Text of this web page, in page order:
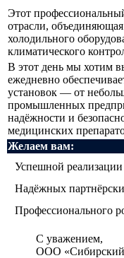
Этот
отрасли,
холодильного
климатического
В этот день мы хотим
ежедневно
установок — от
промышленных
надёжности и
медицинских
Желаем вам:
Успешной реализации
Надёжных
Профессионального
С уважением,
ООО «Сибирский